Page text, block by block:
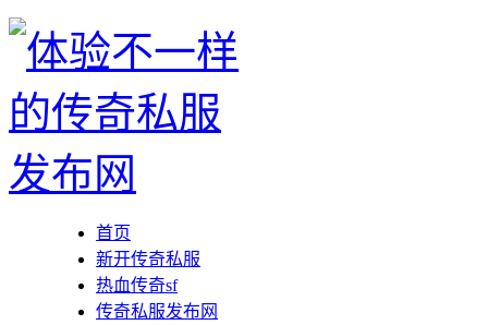
首页
新开传奇私服
热血传奇sf
传奇私服发布网